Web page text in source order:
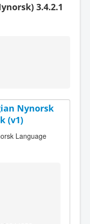
3.4.2.1
Nynorsk
(v1)
Language